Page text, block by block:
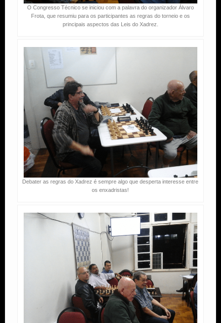
O Congresso Técnico se iniciou com a palavra do organizador Álvaro
Frota, que resumiu para os participantes as regras do torneio e os
principais aspectos das Leis do Xadrez.
Debater as regras do Xadrez é sempre algo que desperta interesse entre
os enxadristas!